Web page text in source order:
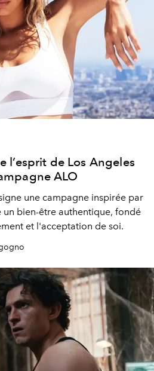
l’esprit de Los Angeles
ALO
une campagne inspirée par
un bien-être authentique, fondé
et l'acceptation de soi.